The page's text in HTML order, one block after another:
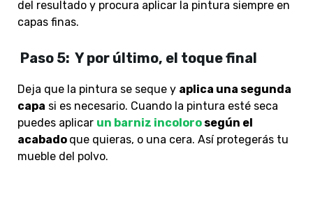
del resultado y procura aplicar la pintura siempre en
capas finas.
Paso 5: Y por último, el toque final
Deja que la pintura se seque y aplica una segunda
capa si es necesario. Cuando la pintura esté seca
puedes aplicar un barniz incoloro según el
acabado que quieras, o una cera. Así protegerás tu
mueble del polvo.